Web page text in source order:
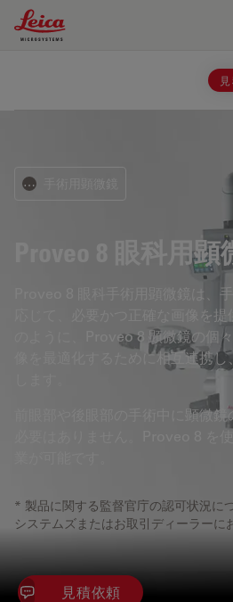
Leica Microsystems Logo
⋯
眼科用顕
Proveo 8 眼科手術用顕微鏡は、
応じて、必要かつ正確な画像を
のように、Proveo 8 顕微鏡の個
像を最適化するために相互連携
前眼部や後眼部の手術中に顕微
必要はありません。Proveo 8 を
* 製品に関する監督官庁の認可状況に
システムズまたはお取引ディーラーに
見積依頼